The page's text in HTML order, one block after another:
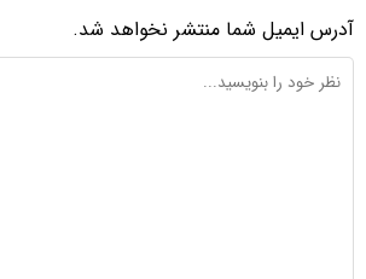
آدرس ایمیل شما منتشر نخواهد شد.